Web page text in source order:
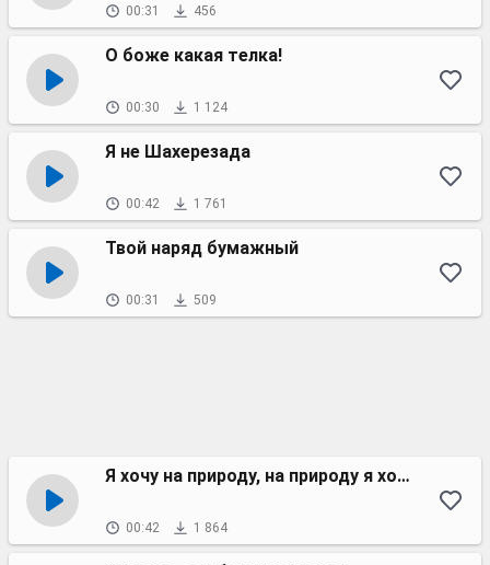
00:31 456
О боже какая телка!
00:30 1 124
Я не Шахерезада
00:42 1 761
Твой наряд бумажный
00:31 509
Я хочу на природу, на природу я хочу!
00:42 1 864